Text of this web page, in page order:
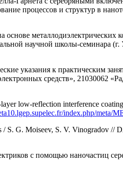
и структур в
металлодиэлектрических
научной школы-семинара (г.
к практическим
средств», 21030062
low-reflection interference
index.php/meta/
G. Moiseev, S. V. Vinogradov //
с помощью наночастиц